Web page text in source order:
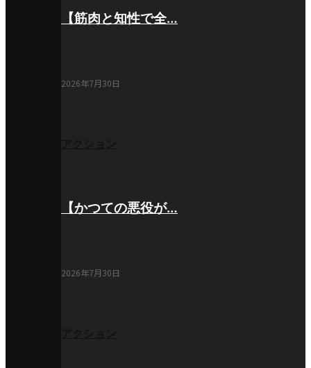
【筋肉と知性で全…
2026年7月30日
【かつての悪役が…
2026年7月30日